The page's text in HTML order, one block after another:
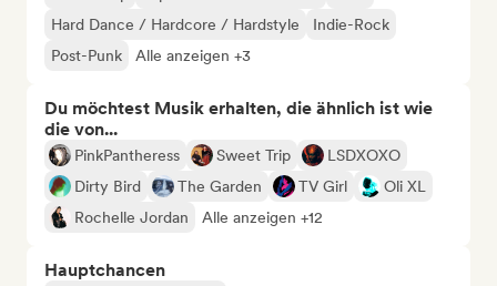
Hard Dance / Hardcore / Hardstyle
Indie-Rock
Post-Punk
Alle anzeigen +3
Du möchtest Musik erhalten, die ähnlich ist wie
die von...
PinkPantheress Sweet Trip
LSDXOXO
Dirty Bird
The Garden TV Girl
Oli XL
Rochelle Jordan
Alle anzeigen +12
Hauptchancen